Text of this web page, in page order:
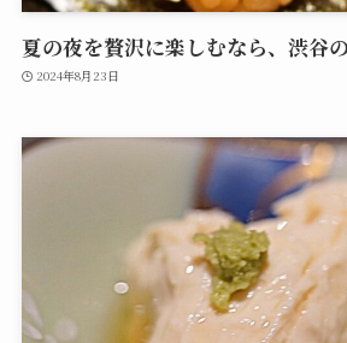
夏の夜を贅沢に楽しむなら、渋谷
2024年8月23日